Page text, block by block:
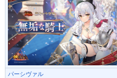
パーシヴァル